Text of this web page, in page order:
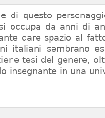
di questo
occupa da anni di
dare spazio al fatto
italiani sembrano
tesi del genere,
insegnante in una